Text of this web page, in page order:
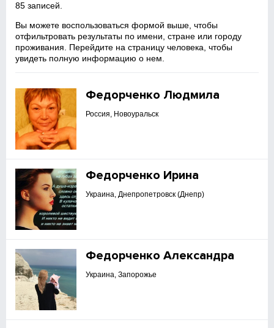
85 записей.
Вы можете воспользоваться формой выше, чтобы
отфильтровать результаты по имени, стране или городу
проживания. Перейдите на страницу человека, чтобы
увидеть полную информацию о нем.
Федорченко Людмила
Россия, Новоуральск
Федорченко Ирина
Украина, Днепропетровск (Днепр)
Федорченко Александра
Украина, Запорожье